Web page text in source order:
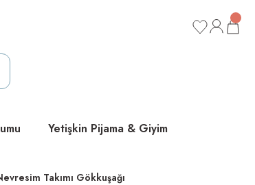
ücretsiz
Yetişkin Pijama & Giyim
Takımı Gökkuşağı